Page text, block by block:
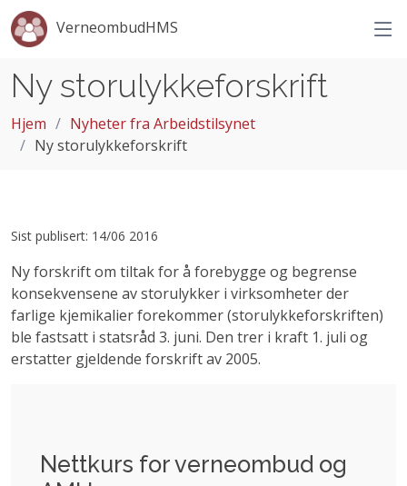
VerneombudHMS
Ny storulykkeforskrift
Hjem
Nyheter fra Arbeidstilsynet
Ny storulykkeforskrift
Sist publisert: 14/06 2016
Ny forskrift om tiltak for å forebygge og begrense
konsekvensene av storulykker i virksomheter der
farlige kjemikalier forekommer (storulykkeforskriften)
ble fastsatt i statsråd 3. juni. Den trer i kraft 1. juli og
erstatter gjeldende forskrift av 2005.
Nettkurs for verneombud og